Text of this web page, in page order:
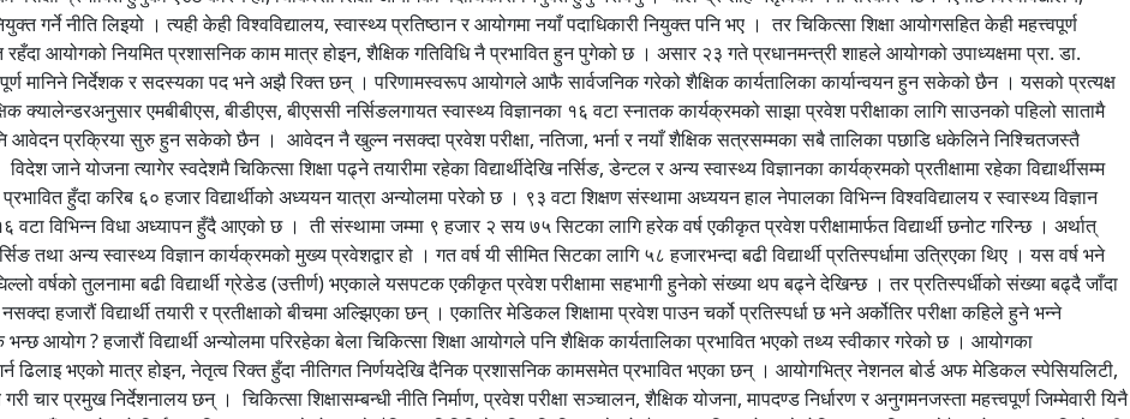
गर्ने नीति लिइयो । त्यही केही विश्वविद्यालय, स्वास्थ्य प्रतिष्ठान र आयोगमा नयाँ पदाधिकारी नियुक्त पनि भए । तर चिकित्सा शिक्षा आयोगसहित केही महत्त्वपूर्ण
आयोगको नियमित प्रशासनिक काम मात्र होइन, शैक्षिक गतिविधि नै प्रभावित हुन पुगेको छ । असार २३ गते प्रधानमन्त्री शाहले आयोगको उपाध्यक्षमा प्रा. डा.
मानिने निर्देशक र सदस्यका पद भने अझै रिक्त छन् । परिणामस्वरूप आयोगले आफै सार्वजनिक गरेको शैक्षिक कार्यतालिका कार्यान्वयन हुन सकेको छैन । यसको प्रत्यक्ष
एमबीबीएस, बीडीएस, बीएससी नर्सिङलगायत स्वास्थ्य विज्ञानका १६ वटा स्नातक कार्यक्रमको साझा प्रवेश परीक्षाका लागि साउनको पहिलो सातामै
आवेदन प्रक्रिया सुरु हुन सकेको छैन । आवेदन नै खुल्न नसक्दा प्रवेश परीक्षा, नतिजा, भर्ना र नयाँ शैक्षिक सत्रसम्मका सबै तालिका पछाडि धकेलिने निश्चितजस्तै
जाने योजना त्यागेर स्वदेशमै चिकित्सा शिक्षा पढ्ने तयारीमा रहेका विद्यार्थीदेखि नर्सिङ, डेन्टल र अन्य स्वास्थ्य विज्ञानका कार्यक्रमको प्रतीक्षामा रहेका विद्यार्थीसम्म
हुँदा करिब ६० हजार विद्यार्थीको अध्ययन यात्रा अन्योलमा परेको छ । ९३ वटा शिक्षण संस्थामा अध्ययन हाल नेपालका विभिन्न विश्वविद्यालय र स्वास्थ्य विज्ञान
वटा विभिन्न विधा अध्यापन हुँदै आएको छ । ती संस्थामा जम्मा ९ हजार २ सय ७५ सिटका लागि हरेक वर्ष एकीकृत प्रवेश परीक्षामार्फत विद्यार्थी छनोट गरिन्छ । अर्थात्
अन्य स्वास्थ्य विज्ञान कार्यक्रमको मुख्य प्रवेशद्वार हो । गत वर्ष यी सीमित सिटका लागि ५८ हजारभन्दा बढी विद्यार्थी प्रतिस्पर्धामा उत्रिएका थिए । यस वर्ष भने
वर्षको तुलनामा बढी विद्यार्थी ग्रेडेड (उत्तीर्ण) भएकाले यसपटक एकीकृत प्रवेश परीक्षामा सहभागी हुनेको संख्या थप बढ्ने देखिन्छ । तर प्रतिस्पर्धीको संख्या बढ्दै जाँदा
विद्यार्थी तयारी र प्रतीक्षाको बीचमा अल्झिएका छन् । एकातिर मेडिकल शिक्षामा प्रवेश पाउन चर्को प्रतिस्पर्धा छ भने अर्कोतिर परीक्षा कहिले हुने भन्ने
? हजारौं विद्यार्थी अन्योलमा परिरहेका बेला चिकित्सा शिक्षा आयोगले पनि शैक्षिक कार्यतालिका प्रभावित भएको तथ्य स्वीकार गरेको छ । आयोगका
ढिलाइ भएको मात्र होइन, नेतृत्व रिक्त हुँदा नीतिगत निर्णयदेखि दैनिक प्रशासनिक कामसमेत प्रभावित भएका छन् । आयोगभित्र नेशनल बोर्ड अफ मेडिकल स्पेसियलिटी,
चार प्रमुख निर्देशनालय छन् । चिकित्सा शिक्षासम्बन्धी नीति निर्माण, प्रवेश परीक्षा सञ्चालन, शैक्षिक योजना, मापदण्ड निर्धारण र अनुगमनजस्ता महत्त्वपूर्ण जिम्मेवारी यिनै